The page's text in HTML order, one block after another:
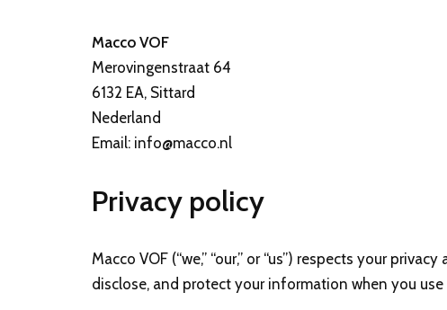
Macco VOF
Merovingenstraat 64
6132 EA, Sittard
Nederland
Email: info@macco.nl
Privacy policy
Macco VOF (“we,” “our,” or “us”) respects your
disclose, and protect your information when you